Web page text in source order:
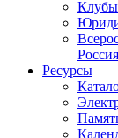
Клубы
Ресурсы